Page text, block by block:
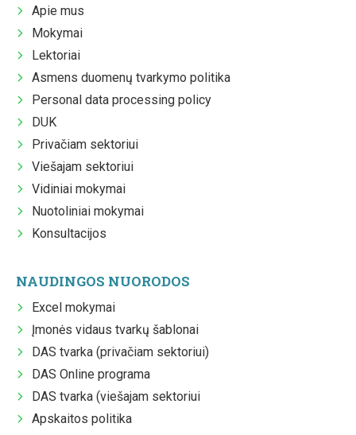
Apie mus
Mokymai
Lektoriai
Asmens duomenų tvarkymo politika
Personal data processing policy
DUK
Privačiam sektoriui
Viešajam sektoriui
Vidiniai mokymai
Nuotoliniai mokymai
Konsultacijos
NAUDINGOS NUORODOS
Excel mokymai
Įmonės vidaus tvarkų šablonai
DAS tvarka (privačiam sektoriui)
DAS Online programa
DAS tvarka (viešajam sektoriui
Apskaitos politika